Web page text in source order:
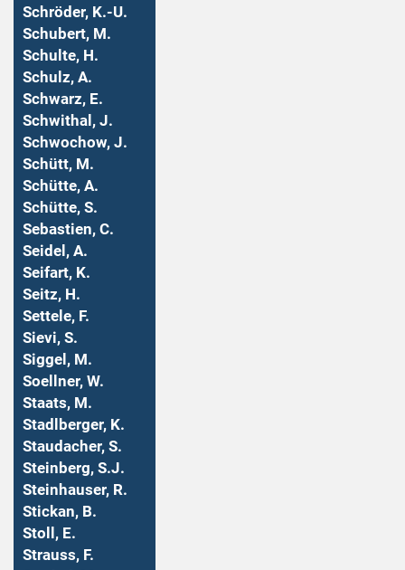
Schröder, K.-U.
Schubert, M.
Schulte, H.
Schulz, A.
Schwarz, E.
Schwithal, J.
Schwochow, J.
Schütt, M.
Schütte, A.
Schütte, S.
Sebastien, C.
Seidel, A.
Seifart, K.
Seitz, H.
Settele, F.
Sievi, S.
Siggel, M.
Soellner, W.
Staats, M.
Stadlberger, K.
Staudacher, S.
Steinberg, S.J.
Steinhauser, R.
Stickan, B.
Stoll, E.
Strauss, F.